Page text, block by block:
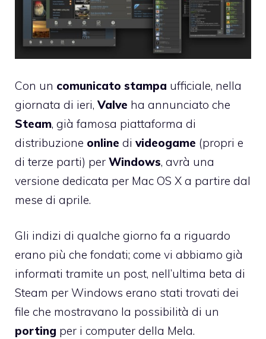
Con un comunicato stampa ufficiale, nella
giornata di ieri,Valve ha annunciato che
Steam, già famosa piattaforma di
distribuzione online di videogame (propri e
di terze parti) per Windows, avrà una
versione dedicata per Mac OS X a partire dal
mese di aprile.
Gli indizi di qualche giorno fa a riguardo
erano più che fondati; come vi abbiamo già
informati tramite un post, nell’ultima beta di
Steam per Windows erano stati trovati dei
file che mostravano la possibilità di un
porting per i computer della Mela.